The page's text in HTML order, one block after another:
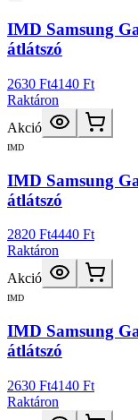
IMD Samsung
átlátszó
2630 Ft4140 Ft
Raktáron
Akció
IMD
IMD Samsung
átlátszó
2820 Ft4440 Ft
Raktáron
Akció
IMD
IMD Samsung
átlátszó
2630 Ft4140 Ft
Raktáron